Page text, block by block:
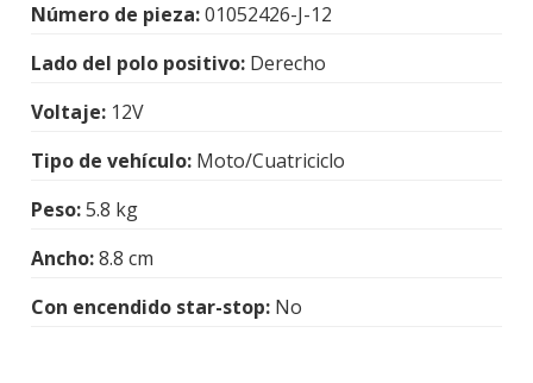
Número de pieza:01052426-J-12
Lado del polo positivo: Derecho
Voltaje: 12V
Tipo de vehículo: Moto/Cuatriciclo
Peso:5.8 kg
Ancho:8.8 cm
Con encendido star-stop: No